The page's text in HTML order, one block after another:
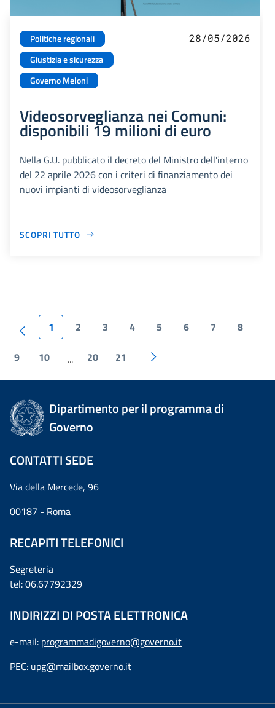
Politiche regionali
Giustizia e sicurezza
Governo Meloni
28/05/2026
Videosorveglianza nei Comuni:
disponibili 19 milioni di euro
Nella G.U. pubblicato il decreto del Ministro dell'interno
del 22 aprile 2026 con i criteri di finanziamento dei
nuovi impianti di videosorveglianza
SCOPRI TUTTO
1 2 3 4 5 6 7 8
9 10 ... 20 21
Dipartimento per il programma di
Governo
CONTATTI SEDE
Via della Mercede, 96
00187 - Roma
RECAPITI TELEFONICI
Segreteria
tel: 06.67792329
INDIRIZZI DI POSTA ELETTRONICA
e-mail: programmadigoverno@governo.it
PEC: upg@mailbox.governo.it